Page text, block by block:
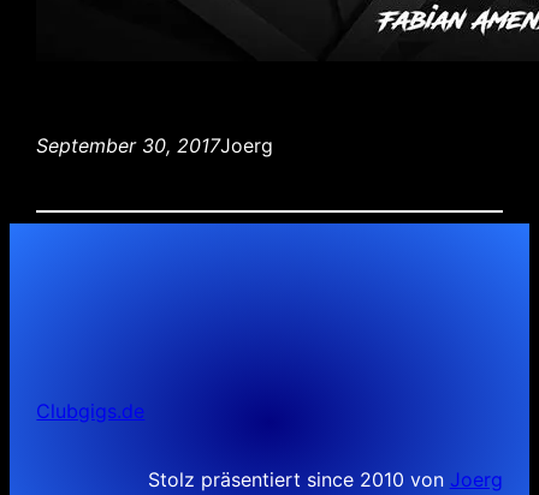
September 30, 2017Joerg
Clubgigs.de
Stolz präsentiert since 2010 von Joerg